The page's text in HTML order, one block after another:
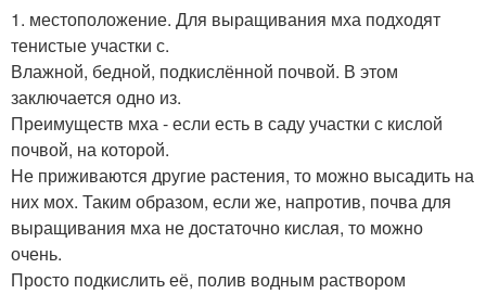
1. местоположение. Для выращивания мха подходят
тенистые участки с.
Влажной, бедной, подкислённой почвой. В этом
заключается одно из.
Преимуществ мха - если есть в саду участки с кислой
почвой, на которой.
Не приживаются другие растения, то можно высадить на
них мох. Таким образом, если же, напротив, почва для
выращивания мха не достаточно кислая, то можно
очень.
Просто подкислить её, полив водным раствором